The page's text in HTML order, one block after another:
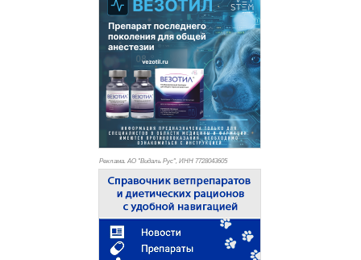
Реклама. АО "Видаль Рус", ИНН 7728043605